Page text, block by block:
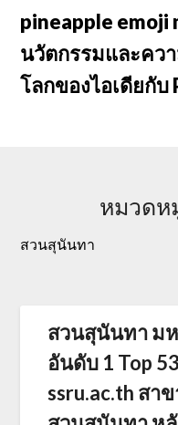
content
pineapple
นวัตกรรมและคว
โลกของไอเดียกับ
หมวดห
สวนสุนันทา
สวนสุนันทา ม
อันดับ 1 Top
ssru.ac.th สา